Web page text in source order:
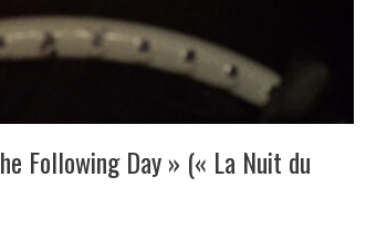
Following Day » (« La Nuit du